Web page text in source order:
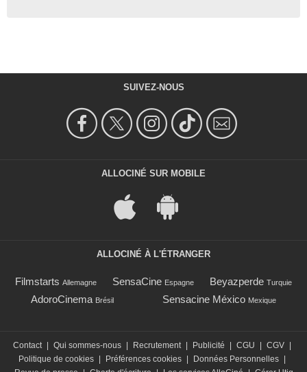
SUIVEZ-NOUS
ALLOCINÉ SUR MOBILE
ALLOCINÉ À L'ÉTRANGER
Filmstarts Allemagne SensaCine Espagne Beyazperde Turquie
AdoroCinema Brésil Sensacine México Mexique
Contact Qui sommes-nous Recrutement Publicité CGU CGV
Politique de cookies
Préférences cookies Données Personnelles